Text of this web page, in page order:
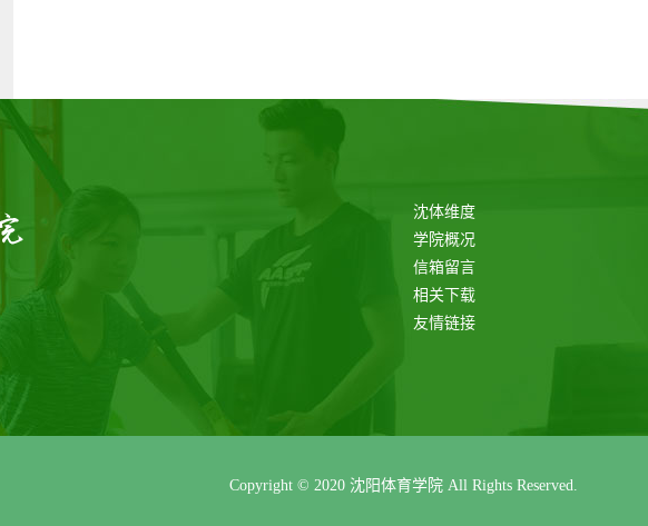
沈体维度
学院概况
信箱留言
相关下载
友情链接
Copyright © 2020 沈阳体育学院 All Rights Reserved.